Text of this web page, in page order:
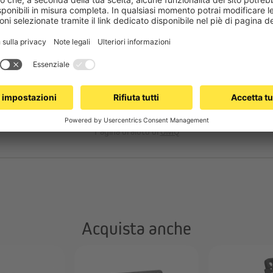
radio JAROLIFT TDEF?
specialista?
Altre domande
Pagina di aiuto diOMQ
Acquista anche